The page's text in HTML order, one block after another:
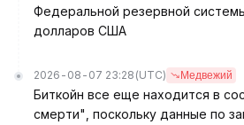
Федеральной резервной
долларов США
2026-08-07 23:28 (UTC) Медвежий
Биткойн все еще находится в
смерти", поскольку данные по